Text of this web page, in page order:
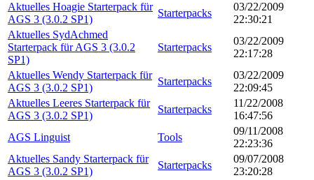
Aktuelles Hoagie Starterpack für
AGS 3 (3.0.2 SP1)
Starterpacks
03/22/2009
22:30:21
Aktuelles SydAchmed
Starterpack für AGS 3 (3.0.2
SP1)
Starterpacks
03/22/2009
22:17:28
Aktuelles Wendy Starterpack für
AGS 3 (3.0.2 SP1)
Starterpacks
03/22/2009
22:09:45
Aktuelles Leeres Starterpack für
AGS 3 (3.0.2 SP1)
Starterpacks
11/22/2008
16:47:56
AGS Linguist
Tools
09/11/2008
22:23:36
Aktuelles Sandy Starterpack für
AGS 3 (3.0.2 SP1)
Starterpacks
09/07/2008
23:20:28